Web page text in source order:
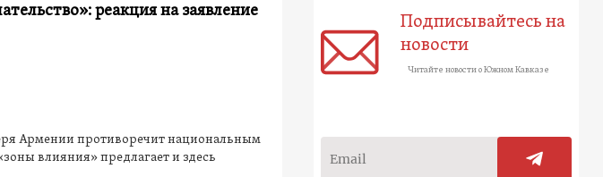
реакция на заявление
Армении противоречит национальным
влияния» предлагает и здесь
Подписывайтесь на
новости
Читайте новости о Южном Кавказе